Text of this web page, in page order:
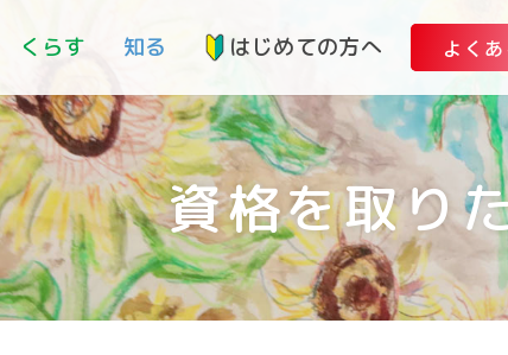
くらす 知る はじめての方へ よく
資格を取り